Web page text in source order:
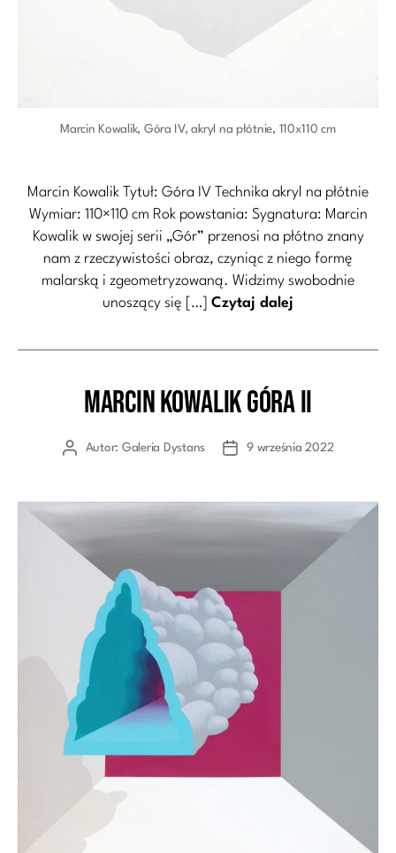
Marcin Kowalik, Góra IV, akryl na płótnie, 110x110 cm
Marcin Kowalik Tytuł: Góra IV Technika akryl na płótnie
Wymiar: 110×110 cm Rok powstania: Sygnatura: Marcin
Kowalik w swojej serii „Gór” przenosi na płótno znany
nam z rzeczywistości obraz, czyniąc z niego formę
malarską i zgeometryzowaną. Widzimy swobodnie
unoszący się […] Czytaj dalej
Kategorie
Marcin Kowalik Góra II
AutorAutor: Galeria Dystans
Data9 września 2022